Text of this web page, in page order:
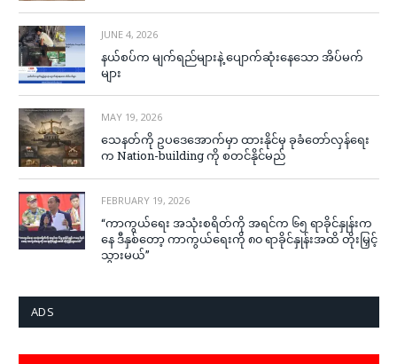
JUNE 4, 2026
နယ်စပ်က မျက်ရည်များနဲ့ ပျောက်ဆုံးနေသော အိပ်မက်
များ
MAY 19, 2026
သေနတ်ကို ဥပဒေအောက်မှာ ထားနိုင်မှ ခုခံတော်လှန်ရေး
က Nation-building ကို စတင်နိုင်မည်
FEBRUARY 19, 2026
“ကာကွယ်ရေး အသုံးစရိတ်ကို အရင်က ၆၅ ရာခိုင်နှုန်းက
နေ ဒီနှစ်တော့ ကာကွယ်ရေးကို ၈၀ ရာခိုင်နှုန်းအထိ တိုးမြှင့်
သွားမယ်”
ADS